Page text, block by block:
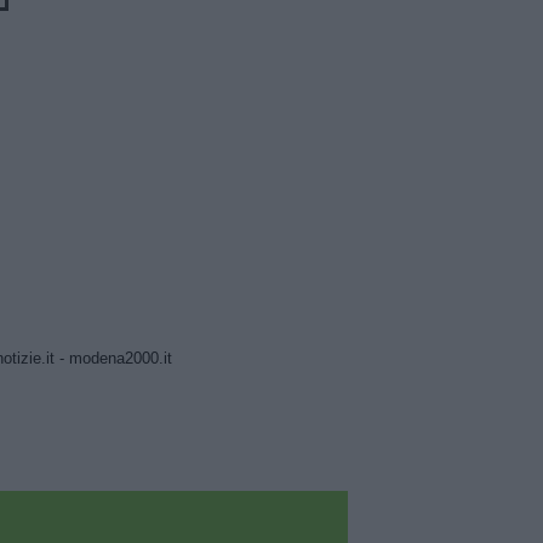
- modena2000.it